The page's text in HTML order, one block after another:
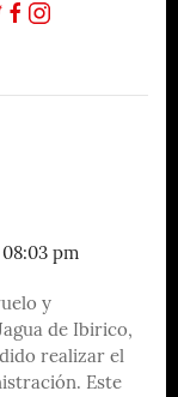
pm
y
de Ibirico,
realizar el
Este